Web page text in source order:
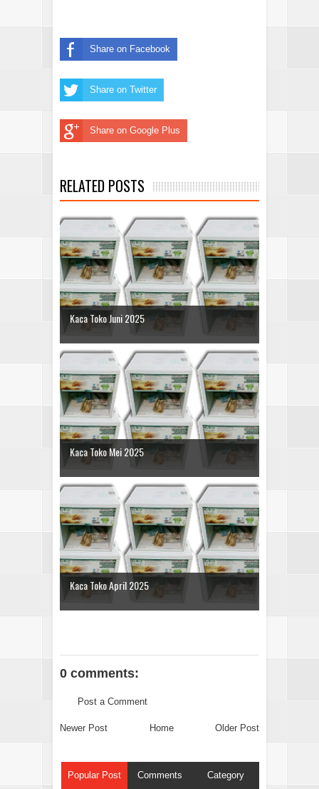
Share on Facebook
Share on Twitter
Share on Google Plus
RELATED POSTS
Kaca Toko Juni 2025
Kaca Toko Mei 2025
Kaca Toko April 2025
0 comments:
Post a Comment
Newer Post Older Post
Home
Popular Post Comments Category